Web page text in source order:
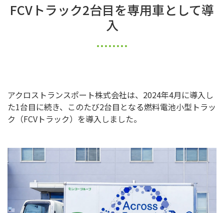
FCVトラック2台目を専用車として導
入
アクロストランスポート株式会社は、2024年4月に導入し
た1台目に続き、このたび2台目となる燃料電池小型トラッ
ク（FCVトラック）を導入しました。